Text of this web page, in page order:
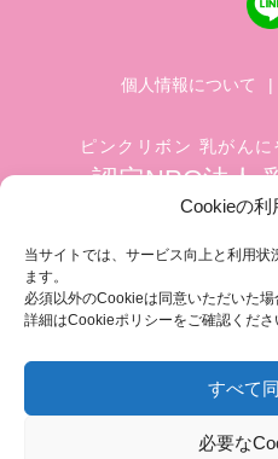
Cookieの利
当サイトでは、サービス向上と利用
ます。
必須以外のCookieは同意いただいた場
詳細はCookieポリシーをご確認くださ
すべて
必要な
個人情報について |
ピンクリボン 乳がん
認定NPO法人
築地ホワイ
FAX.03-3545-6545
COPYRIGHT (C) 2019 JAPAN SOCIETY OF